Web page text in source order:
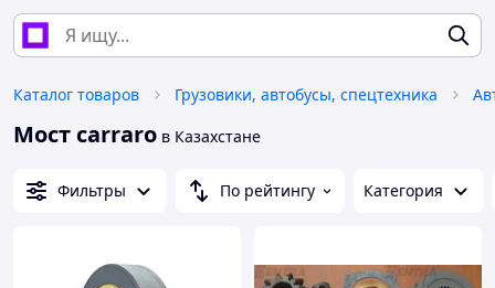
Каталог товаров Грузовики, автобусы, спецтехника
Мост carraro в Казахстане
Фильтры По рейтингу Категория